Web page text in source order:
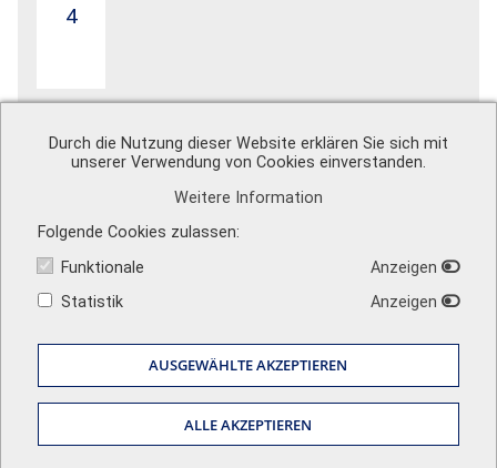
Durch die Nutzung dieser Website erklären Sie sich mit
unserer Verwendung von Cookies einverstanden.
Weitere Information
Folgende Cookies zulassen
Funktionale
Anzeigen
Statistik
Anzeigen
AUSGEWÄHLTE AKZEPTIEREN
ALLE AKZEPTIEREN
4
Ohmstr. 1
82054 Sauerlach
Zentrale
+49 (0) 8104 897 0
Vertrieb
info@schweiger-group.de
Techn. Support
info@schweiger-shop.de
Sehen Sie unsere Bewertungen auf
Impressum | AGB | Datenschutz | Versandkosten | Newsletter